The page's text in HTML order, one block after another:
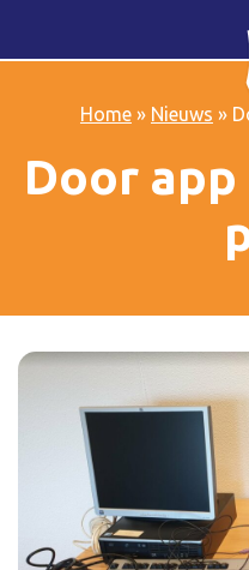
Home» Nieuws »
Door